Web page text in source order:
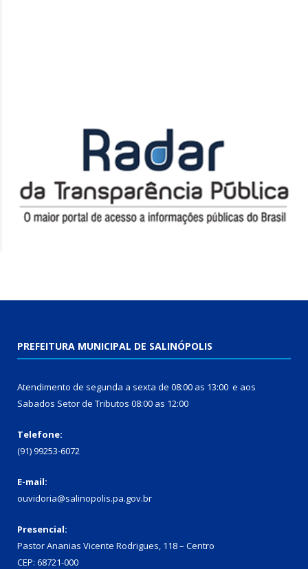
PREFEITURA MUNICIPAL DE SALINÓPOLIS
Atendimento de segunda a sexta de 08:00 as 13:00 e aos
Sabados Setor de Tributos 08:00 as 12:00
Telefone:
(91) 99253-6072
E-mail:
ouvidoria@salinopolis.pa.gov.br
Presencial:
Pastor Ananias Vicente Rodrigues, 118 – Centro
CEP: 68721-000